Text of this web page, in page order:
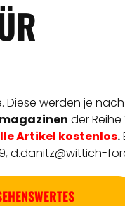
werden je
der Reihe
Artikel kostenlos.
d.danitz@wittich-